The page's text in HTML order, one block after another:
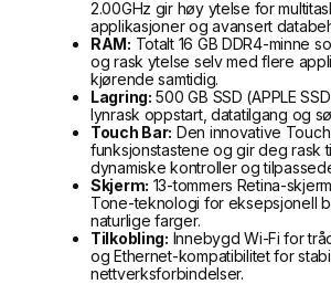
2.00GHz gir høy ytelse for
applikasjoner og avansert
RAM: Totalt 16 GB DDR4-minne
og rask ytelse selv med flere
kjørende samtidig.
Lagring: 500 GB SSD (APPLE
lynrask oppstart, datatilgang og
Touch Bar: Den innovative
funksjonstastene og gir deg rask
dynamiske kontroller og
Skjerm: 13-tommers Retina-
Tone-teknologi for eksepsjonell
naturlige farger.
Tilkobling: Innebygd Wi-Fi for
og Ethernet-kompatibilitet for
nettverksforbindelser.